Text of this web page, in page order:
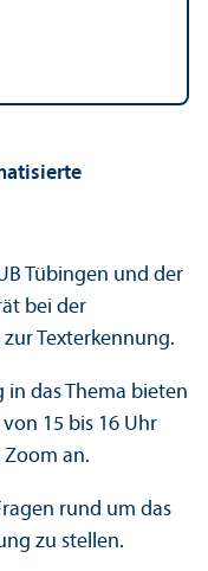
Tübingen und der
bei der
Texterkennung.
das Thema bieten
15 bis 16 Uhr
Zoom an.
rund um das
zu stellen.